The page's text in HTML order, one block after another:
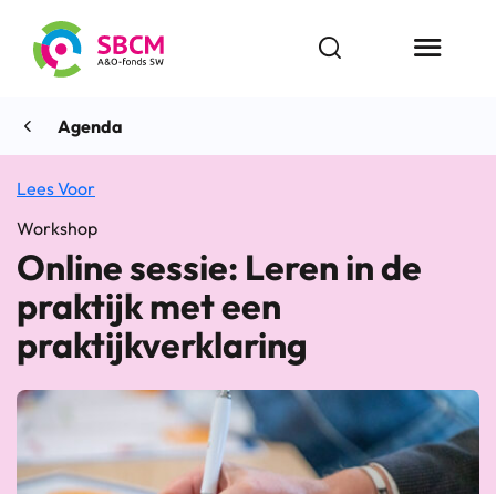
inhoud
Open zoekbalk
Menu
Agenda
Lees Voor
Workshop
Online sessie: Leren in de
praktijk met een
praktijkverklaring